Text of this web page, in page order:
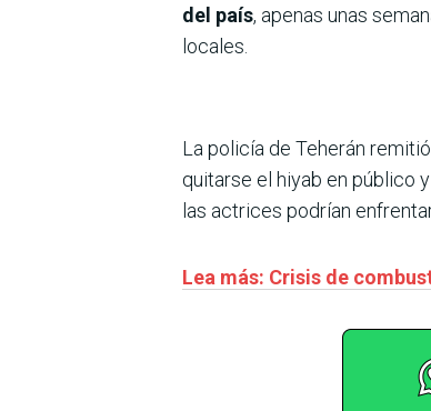
del país, apenas unas
locales.
La policía de Teherán
quitarse el hiyab en público
las actrices podrían
Lea más: Crisis de